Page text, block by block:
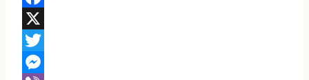
Facebook
X
Twitter